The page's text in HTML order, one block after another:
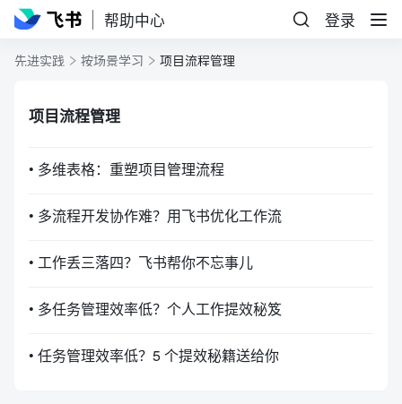
帮助中心 登录
先进实践 按场景学习 项目流程管理
项目流程管理
• 多维表格：重塑项目管理流程
• 多流程开发协作难？用飞书优化工作流
• 工作丢三落四？飞书帮你不忘事儿
• 多任务管理效率低？个人工作提效秘笈
• 任务管理效率低？5 个提效秘籍送给你